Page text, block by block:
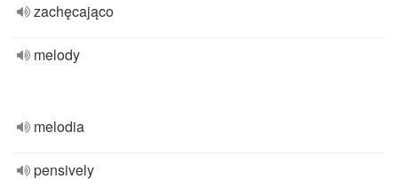
zachęcająco
melody
melodia
pensively